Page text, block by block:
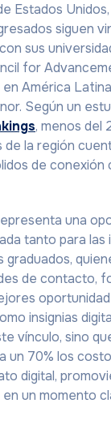
Estados
siguen
sus
for
América
Según un
, menos del
de la región
de conexión
una
tanto para las
graduados,
de contacto,
insignias
vínculo, sino
un 70% los
digital,
un momento